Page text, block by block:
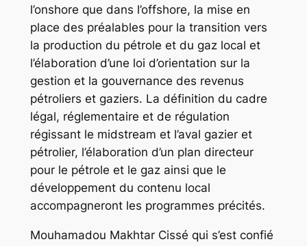
l’onshore que dans l’offshore, la mise en
place des préalables pour la transition vers
la production du pétrole et du gaz local et
l’élaboration d’une loi d’orientation sur la
gestion et la gouvernance des revenus
pétroliers et gaziers. La définition du cadre
légal, réglementaire et de régulation
régissant le midstream et l’aval gazier et
pétrolier, l’élaboration d’un plan directeur
pour le pétrole et le gaz ainsi que le
développement du contenu local
accompagneront les programmes précités.
Mouhamadou Makhtar Cissé qui s’est confié